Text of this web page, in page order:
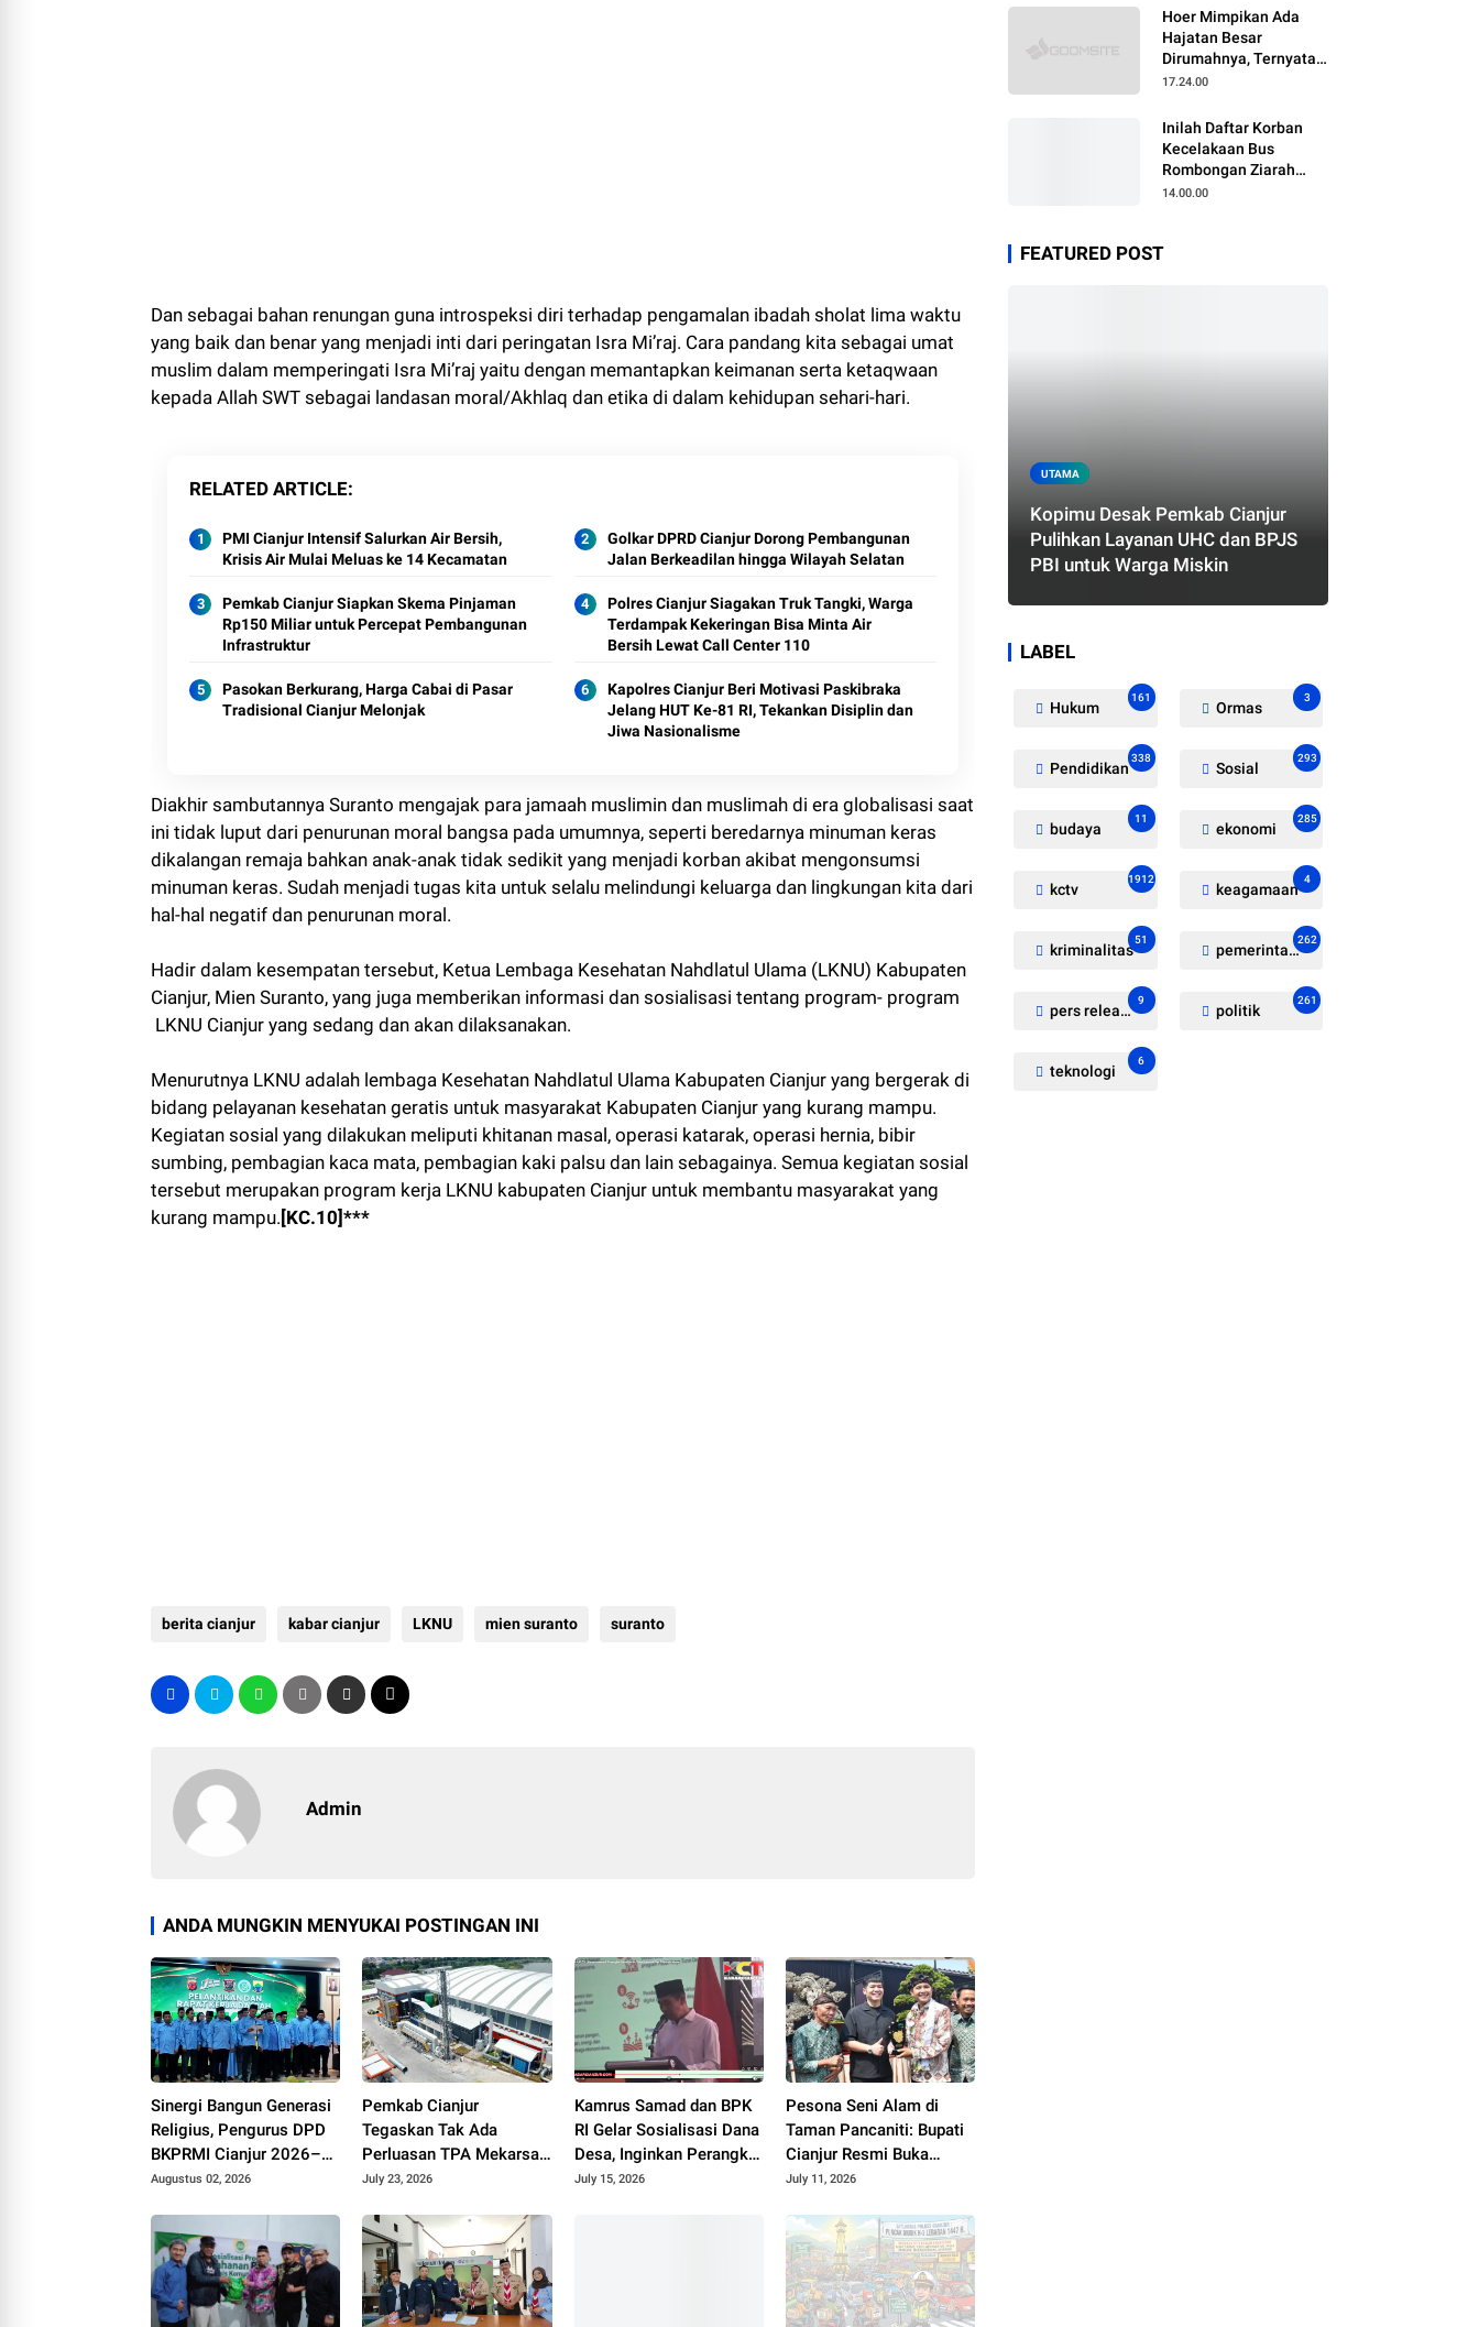
Dan sebagai bahan renungan guna introspeksi diri terhadap pengamalan ibadah sholat lima waktu
yang baik dan benar yang menjadi inti dari peringatan Isra Mi’raj. Cara pandang kita sebagai umat
muslim dalam memperingati Isra Mi’raj yaitu dengan memantapkan keimanan serta ketaqwaan
kepada Allah SWT sebagai landasan moral/Akhlaq dan etika di dalam kehidupan sehari-hari.
RELATED ARTICLE
PMI Cianjur Intensif Salurkan Air Bersih,
Krisis Air Mulai Meluas ke 14 Kecamatan
Golkar DPRD Cianjur Dorong Pembangunan
Jalan Berkeadilan hingga Wilayah Selatan
Pemkab Cianjur Siapkan Skema Pinjaman
Rp150 Miliar untuk Percepat Pembangunan
Infrastruktur
Polres Cianjur Siagakan Truk Tangki, Warga
Terdampak Kekeringan Bisa Minta Air
Bersih Lewat Call Center 110
Pasokan Berkurang, Harga Cabai di Pasar
Tradisional Cianjur Melonjak
Kapolres Cianjur Beri Motivasi Paskibraka
Jelang HUT Ke-81 RI, Tekankan Disiplin dan
Jiwa Nasionalisme
Diakhir sambutannya Suranto mengajak para jamaah muslimin dan muslimah di era globalisasi saat
ini tidak luput dari penurunan moral bangsa pada umumnya, seperti beredarnya minuman keras
dikalangan remaja bahkan anak-anak tidak sedikit yang menjadi korban akibat mengonsumsi
minuman keras. Sudah menjadi tugas kita untuk selalu melindungi keluarga dan lingkungan kita dari
hal-hal negatif dan penurunan moral.
Hadir dalam kesempatan tersebut, Ketua Lembaga Kesehatan Nahdlatul Ulama (LKNU) Kabupaten
Cianjur, Mien Suranto, yang juga memberikan informasi dan sosialisasi tentang program- program
LKNU Cianjur yang sedang dan akan dilaksanakan.
Menurutnya LKNU adalah lembaga Kesehatan Nahdlatul Ulama Kabupaten Cianjur yang bergerak di
bidang pelayanan kesehatan geratis untuk masyarakat Kabupaten Cianjur yang kurang mampu.
Kegiatan sosial yang dilakukan meliputi khitanan masal, operasi katarak, operasi hernia, bibir
sumbing, pembagian kaca mata, pembagian kaki palsu dan lain sebagainya. Semua kegiatan sosial
tersebut merupakan program kerja LKNU kabupaten Cianjur untuk membantu masyarakat yang
kurang mampu. [KC.10]***
berita cianjur kabar cianjur LKNU mien suranto suranto
Admin
ANDA MUNGKIN MENYUKAI POSTINGAN INI
Sinergi Bangun Generasi
Religius, Pengurus DPD
BKPRMI Cianjur 2026–
2031 Resmi Dilantik di
Augustus 02, 2026
Pemkab Cianjur
Tegaskan Tak Ada
Perluasan TPA Mekarsari
pada 2026
July 23, 2026
Kamrus Samad dan BPK
RI Gelar Sosialisasi Dana
Desa, Inginkan Perangkat
Desa di Cianjur Tidur
July 15, 2026
Pesona Seni Alam di
Taman Pancaniti: Bupati
Cianjur Resmi Buka
Kontes dan Pameran
Bupati Cup
July 11, 2026
Hoer Mimpikan Ada
Hajatan Besar
Dirumahnya, Ternyata
Anaknya Pulang Dalam
17.24.00
Inilah Daftar Korban
Kecelakaan Bus
Rombongan Ziarah
Walisongo Pesantren
14.00.00
FEATURED POST
UTAMA
Kopimu Desak Pemkab Cianjur
Pulihkan Layanan UHC dan BPJS
PBI untuk Warga Miskin
LABEL
Hukum
161
Ormas
3
Pendidikan
338
Sosial
293
budaya
11
ekonomi
285
kctv
1912
keagamaan
4
kriminalitas
51
pemerintahan
262
pers release
9
politik
261
teknologi
6